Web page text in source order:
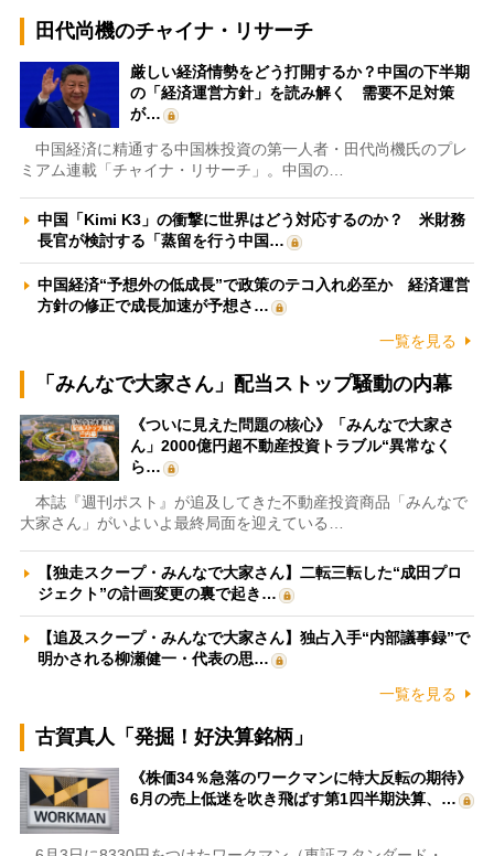
田代尚機のチャイナ・リサーチ
厳しい経済情勢をどう打開するか？中国の下半期
の「経済運営方針」を読み解く 需要不足対策
が…
中国経済に精通する中国株投資の第一人者・田代尚機氏のプレ
ミアム連載「チャイナ・リサーチ」。中国の…
中国「Kimi K3」の衝撃に世界はどう対応するのか？ 米財務
長官が検討する「蒸留を行う中国…
中国経済“予想外の低成長”で政策のテコ入れ必至か 経済運営
方針の修正で成長加速が予想さ…
一覧を見る
「みんなで大家さん」配当ストップ騒動の内幕
《ついに見えた問題の核心》「みんなで大家さ
ん」2000億円超不動産投資トラブル“異常なく
ら…
本誌『週刊ポスト』が追及してきた不動産投資商品「みんなで
大家さん」がいよいよ最終局面を迎えている…
【独走スクープ・みんなで大家さん】二転三転した“成田プロ
ジェクト”の計画変更の裏で起き…
【追及スクープ・みんなで大家さん】独占入手“内部議事録”で
明かされる柳瀬健一・代表の思…
一覧を見る
古賀真人「発掘！好決算銘柄」
《株価34％急落のワークマンに特大反転の期待》
6月の売上低迷を吹き飛ばす第1四半期決算、…